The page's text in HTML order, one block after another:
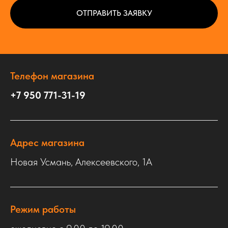
ОТПРАВИТЬ ЗАЯВКУ
Телефон магазина
+7 950 771-31-19
Адрес магазина
Новая Усмань, Алексеевского, 1А
Режим работы